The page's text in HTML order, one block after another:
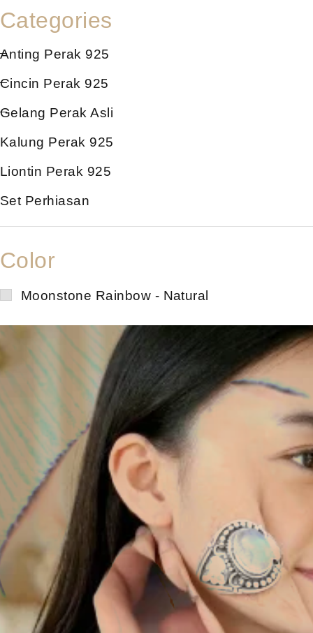
Categories
Anting Perak 925
Cincin Perak 925
Gelang Perak Asli
Kalung Perak 925
Liontin Perak 925
Set Perhiasan
Color
Moonstone Rainbow - Natural